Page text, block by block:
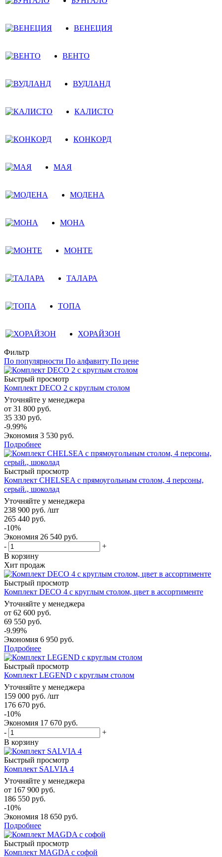
ВЕНЕЦИЯ
ВЕНТО
ВУДЛАНД
КАЛИСТО
КОНКОРД
МАЯ
МОДЕНА
МОНА
МОНТЕ
ТАЛАРА
ТОПА
ХОРАЙЗОН
Фильтр
По популярности По алфавиту По цене
Быстрый просмотр
Комплект DECO 2 с круглым столом
Уточняйте у менеджера
от 31 800 руб.
35 330 руб.
-9.99%
Экономия 3 530 руб.
Подробнее
Быстрый просмотр
Комплект CHELSEA с прямоугольным столом, 4 персоны,
серый., шоколад
Уточняйте у менеджера
238 900 руб. /шт
265 440 руб.
-10%
Экономия 26 540 руб.
-
+
В корзину
Хит продаж
Быстрый просмотр
Комплект DECO 4 с круглым столом, цвет в ассортименте
Уточняйте у менеджера
от 62 600 руб.
69 550 руб.
-9.99%
Экономия 6 950 руб.
Подробнее
Быстрый просмотр
Комплект LEGEND с круглым столом
Уточняйте у менеджера
159 000 руб. /шт
176 670 руб.
-10%
Экономия 17 670 руб.
-
+
В корзину
Быстрый просмотр
Комплект SALVIA 4
Уточняйте у менеджера
от 167 900 руб.
186 550 руб.
-10%
Экономия 18 650 руб.
Подробнее
Быстрый просмотр
Комплект MAGDA с софой